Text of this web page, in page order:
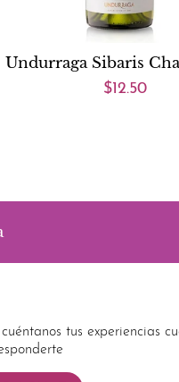
Undurraga Sibaris
$12.50
tus experiencias